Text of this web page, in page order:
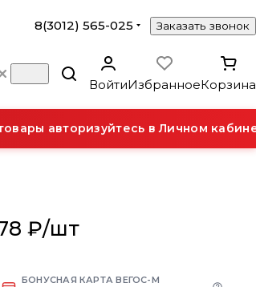
8(3012) 565-025 Заказать звонок
ВойтиИзбранноеКорзина
авторизуйтесь в Личном
₽/шт
БОНУСНАЯ КАРТА ВЕГОС-М